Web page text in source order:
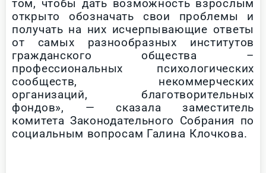
том, чтобы дать возможность взрослым
открыто обозначать свои проблемы и
получать на них исчерпывающие ответы
от самых разнообразных институтов
гражданского общества –
профессиональных психологических
сообществ, некоммерческих
организаций, благотворительных
фондов», — сказала заместитель
комитета Законодательного Собрания по
социальным вопросам Галина Клочкова.